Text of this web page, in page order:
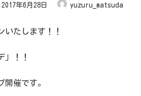
終
日
時
2017年6月28日 yuzuru_matsuda
いたします！！
」！！
開催です。